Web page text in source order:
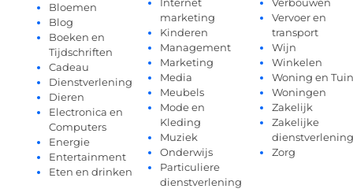
Bloemen
Blog
Boeken en
Tijdschriften
Cadeau
Dienstverlening
Dieren
Electronica en
Computers
Energie
Entertainment
Eten en drinken
marketing
Kinderen
Management
Marketing
Media
Meubels
Mode en
Kleding
Muziek
Onderwijs
Particuliere
dienstverlening
Vervoer en
transport
Wijn
Winkelen
Woning en Tuin
Woningen
Zakelijk
Zakelijke
dienstverlening
Zorg